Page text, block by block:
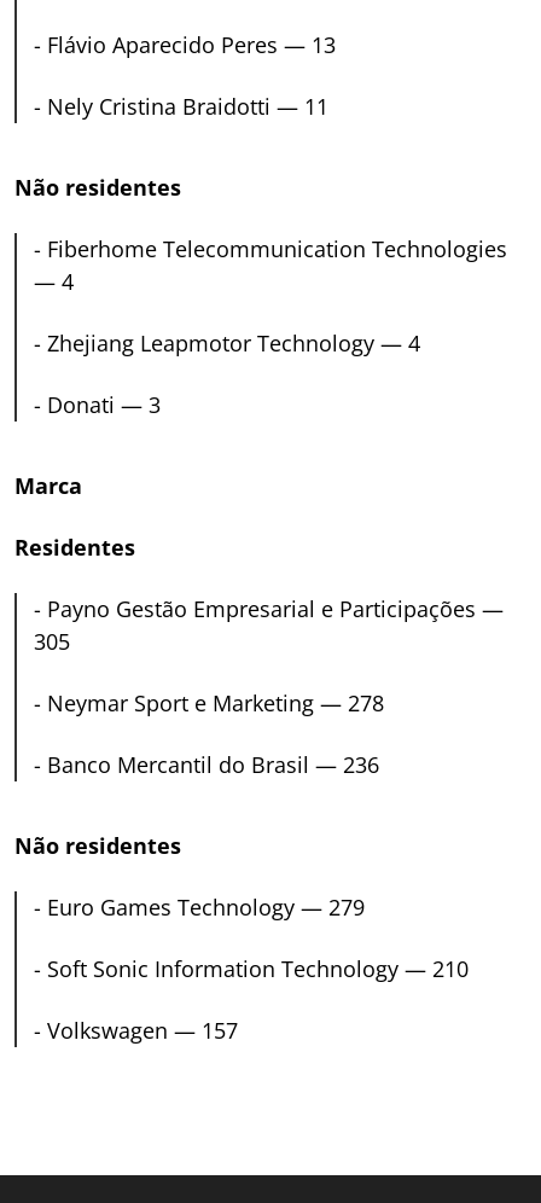
- Flávio Aparecido Peres — 13
- Nely Cristina Braidotti — 11
Não residentes
- Fiberhome Telecommunication Technologies
— 4
- Zhejiang Leapmotor Technology — 4
- Donati — 3
Marca
Residentes
- Payno Gestão Empresarial e Participações —
305
- Neymar Sport e Marketing — 278
- Banco Mercantil do Brasil — 236
Não residentes
- Euro Games Technology — 279
- Soft Sonic Information Technology — 210
- Volkswagen — 157